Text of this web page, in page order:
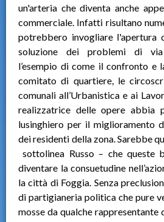
un'arteria che diventa anche
commerciale. Infatti risultano
potrebbero invogliare l'apertura
soluzione dei problemi di via
l’esempio di come il confronto e
comitato di quartiere, le
comunali all’Urbanistica e ai
realizzatrice delle opere abbia
lusinghiero per il miglioramento
dei residenti della zona. Sarebbe
sottolinea Russo – che queste
diventare la consuetudine
la città di Foggia. Senza
di partigianeria politica che pure
mosse da qualche rappresentante